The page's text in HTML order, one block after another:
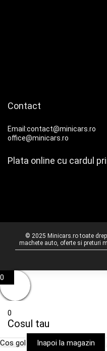
Contact
Email:contact@minicars.ro
office@minicars.ro
Plata online cu cardul
© 2025 Minicars.ro toate
machete auto, oferte si preturi
0
0
Cosul tau
Cos gol Inapoi la magazin